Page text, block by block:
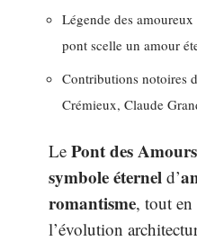
Légende des
pont scelle un amour
Contributions notoires
Crémieux, Claude
Le Pont des Amours
symbole éternel d’
romantisme, tout
l’évolution